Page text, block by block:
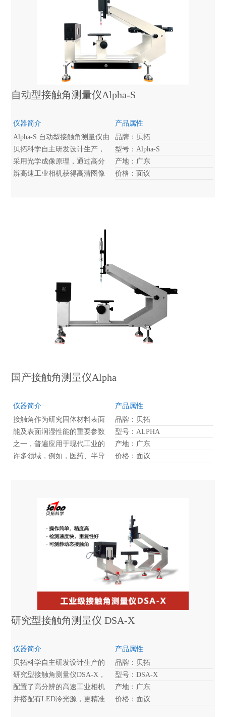
持高稳定性，从滴液到转动，
全程自动化控制，自动捕捉滚
动瞬间图片，带自动锁上功
自动型接触角测量仪Alpha-S
仪器简介
Alpha-S 自动型接触角测量仪由
贝拓科学自主研发设计生产，
采用光学成像原理，通过高分
辨高速工业相机获得高清图像
样品的基础测量。仪器机构结
合了人体工程学，提供人性化
的自动化进样调节、样品台调
节、光学系统调节等，使测试
变得精确而快速高效。
产品属性
品牌：贝拓
型号：Alpha-S
产地：广东
价格：面议
国产接触角测量仪Alpha
仪器简介
接触角作为研究固体材料表面
能及表面润湿性能的重要参数
之一，普遍应用于现代工业的
许多领域，例如，医药、半导
计，外形简约大气、操作简
单，数据精准重复性，是工业
客户的理想选择！
产品属性
品牌：贝拓
型号：ALPHA
产地：广东
价格：面议
研究型接触角测量仪 DSA-X
仪器简介
贝拓科学自主研发设计生产的
研究型接触角测量仪DSA-X，
配置了高分辨的高速工业相机
并搭配有LED冷光源，更精准
产品属性
品牌：贝拓
型号：DSA-X
产地：广东
价格：面议